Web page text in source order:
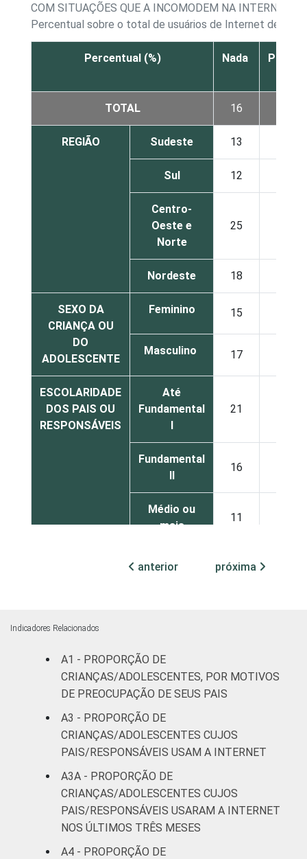
COM SITUAÇÕES QUE A INCOMODEM NA INTERNET,
Percentual sobre o total de usuários de Internet de 9 a
Percentual (%) Nada Pouco
TOTAL 16
REGIÃO Sudeste 13
Sul 12
Centro-
Oeste e
Norte
25
Nordeste 18
SEXO DA
CRIANÇA OU
DO
ADOLESCENTE
Feminino 15
Masculino 17
ESCOLARIDADE
DOS PAIS OU
RESPONSÁVEIS
Até
Fundamental
I
21
Fundamental
II
16
Médio ou
mais
11
De 9 a 10
22
De 13 a 14
anos
anos
RENDA
FAMILIAR
Até 1 SM 28
Mais de 1
SM até 2 SM
18
anterior próxima
Indicadores Relacionados
A1 - PROPORÇÃO DE
CRIANÇAS/ADOLESCENTES, POR MOTIVOS
DE PREOCUPAÇÃO DE SEUS PAIS
A3 - PROPORÇÃO DE
CRIANÇAS/ADOLESCENTES CUJOS
PAIS/RESPONSÁVEIS USAM A INTERNET
A3A - PROPORÇÃO DE
CRIANÇAS/ADOLESCENTES CUJOS
PAIS/RESPONSÁVEIS USARAM A INTERNET
NOS ÚLTIMOS TRÊS MESES
A4 - PROPORÇÃO DE